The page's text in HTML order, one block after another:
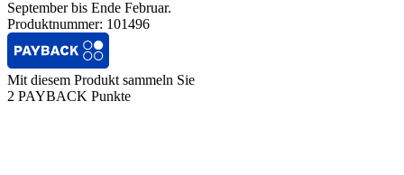
September bis Ende Februar.
Produktnummer: 101496
Mit diesem Produkt sammeln Sie
2 PAYBACK Punkte